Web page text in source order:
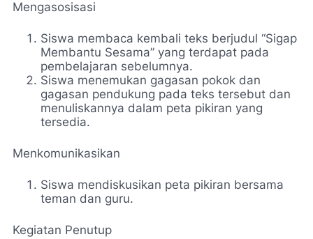
Mengasosisasi
Siswa membaca kembali teks berjudul “Sigap
Membantu Sesama” yang terdapat pada
pembelajaran sebelumnya.
Siswa menemukan gagasan pokok dan
gagasan pendukung pada teks tersebut dan
menuliskannya dalam peta pikiran yang
tersedia.
Menkomunikasikan
Siswa mendiskusikan peta pikiran bersama
teman dan guru.
Kegiatan Penutup